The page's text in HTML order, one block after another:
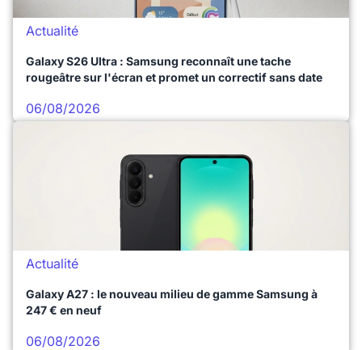
Actualité
Galaxy S26 Ultra : Samsung reconnaît une tache
rougeâtre sur l'écran et promet un correctif sans date
06/08/2026
Actualité
Galaxy A27 : le nouveau milieu de gamme Samsung à
247 € en neuf
06/08/2026